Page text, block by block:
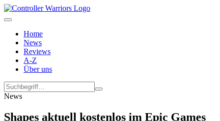
Home
News
Reviews
A-Z
Über uns
News
Shapes aktuell kostenlos im Epic Games